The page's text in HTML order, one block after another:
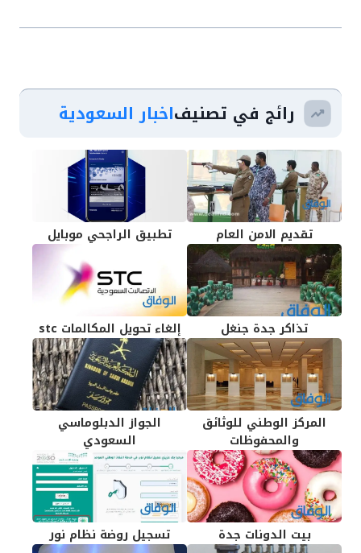
رائج في تصنيفاخبار السعودية
تقديم الامن العام تطبيق الراجحي موبايل
تذاكر جدة جنغل إلغاء تحويل المكالمات stc
المركز الوطني للوثائق
والمحفوظات
الجواز الدبلوماسي
السعودي
بيت الدونات جدة تسجيل روضة نظام نور